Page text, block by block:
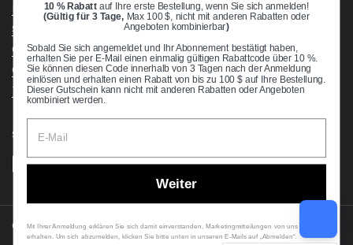
Return & Refund Policy
Shipping Policy
Open Cookie Banner
Comprehensive Guide to Ball Bearings
Track your Order
Supported payment methods
Copyright © 2026VXB Bearings.
10 % Rabatt auf Ihre erste Bestellung, wenn Sie sich anmelden!
(Gültig für 3 Tage, Max 100 $, nicht mit anderen Rabatten oder
Angeboten kombinierbar)
Sobald Sie sich angemeldet und Ihr Abonnement bestätigt haben,
erhalten Sie per E-Mail einen einmalig gültigen Rabattcode über 10 %.
Sie können diesen Code innerhalb von 3 Tagen nach der Anmeldung
einlösen und erhalten einen Rabatt von bis zu 100 $ auf Ihre Bestellung.
Dieser Gutschein kann nicht mit anderen Rabatten oder Angeboten
kombiniert werden.
Weiter
Mit Ihrer Anmeldung erklären Sie sich damit einverstanden, Marketingmitteilungen von uns zu
erhalten. Um sich abzumelden, klicken Sie bitte unten in unseren E-Mails auf „Abmelden“.